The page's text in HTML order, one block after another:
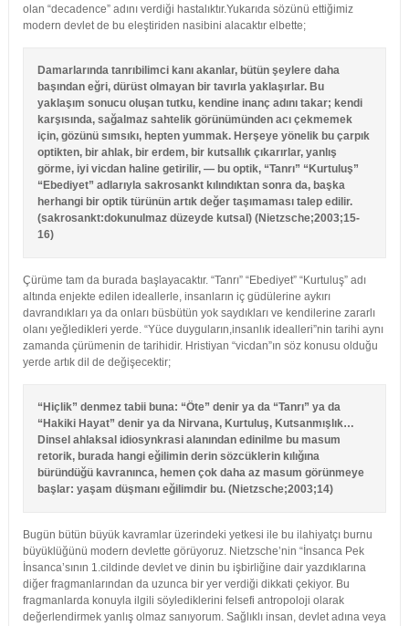
olan “decadence” adını verdiği hastalıktır.Yukarıda sözünü ettiğimiz
modern devlet de bu eleştiriden nasibini alacaktır elbette;
Damarlarında tanrıbilimci kanı akanlar, bütün şeylere daha
başından eğri, dürüst olmayan bir tavırla yaklaşırlar. Bu
yaklaşım sonucu oluşan tutku, kendine inanç adını takar; kendi
karşısında, sağalmaz sahtelik görünümünden acı çekmemek
için, gözünü sımsıkı, hepten yummak. Herşeye yönelik bu çarpık
optikten, bir ahlak, bir erdem, bir kutsallık çıkarırlar, yanlış
görme, iyi vicdan haline getirilir, — bu optik, “Tanrı” “Kurtuluş”
“Ebediyet” adlarıyla sakrosankt kılındıktan sonra da, başka
herhangi bir optik türünün artık değer taşımaması talep edilir.
(sakrosankt:dokunulmaz düzeyde kutsal) (Nietzsche;2003;15-
16)
Çürüme tam da burada başlayacaktır. “Tanrı” “Ebediyet” “Kurtuluş” adı
altında enjekte edilen ideallerle, insanların iç güdülerine aykırı
davrandıkları ya da onları büsbütün yok saydıkları ve kendilerine zararlı
olanı yeğledikleri yerde. “Yüce duyguların,insanlık idealleri”nin tarihi aynı
zamanda çürümenin de tarihidir. Hristiyan “vicdan”ın söz konusu olduğu
yerde artık dil de değişecektir;
“Hiçlik” denmez tabii buna: “Öte” denir ya da “Tanrı” ya da
“Hakiki Hayat” denir ya da Nirvana, Kurtuluş, Kutsanmışlık…
Dinsel ahlaksal idiosynkrasi alanından edinilme bu masum
retorik, burada hangi eğilimin derin sözcüklerin kılığına
büründüğü kavranınca, hemen çok daha az masum görünmeye
başlar: yaşam düşmanı eğilimdir bu. (Nietzsche;2003;14)
Bugün bütün büyük kavramlar üzerindeki yetkesi ile bu ilahiyatçı burnu
büyüklüğünü modern devlette görüyoruz. Nietzsche’nin “İnsanca Pek
İnsanca’sının 1.cildinde devlet ve dinin bu işbirliğine dair yazdıklarına
diğer fragmanlarından da uzunca bir yer verdiği dikkati çekiyor. Bu
fragmanlarda konuyla ilgili söylediklerini felsefi antropoloji olarak
değerlendirmek yanlış olmaz sanıyorum. Sağlıklı insan, devlet adına veya